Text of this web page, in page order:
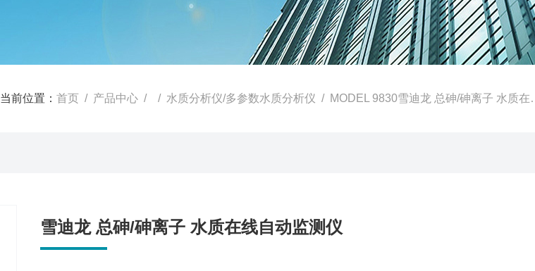
当前位置： 首页 / 产品中心 / / 水质分析仪/多参数水质分析仪 / MODEL 9830雪迪龙 总砷/砷离子 水质在线自动监测仪
雪迪龙 总砷/砷离子 水质在线自动监测仪